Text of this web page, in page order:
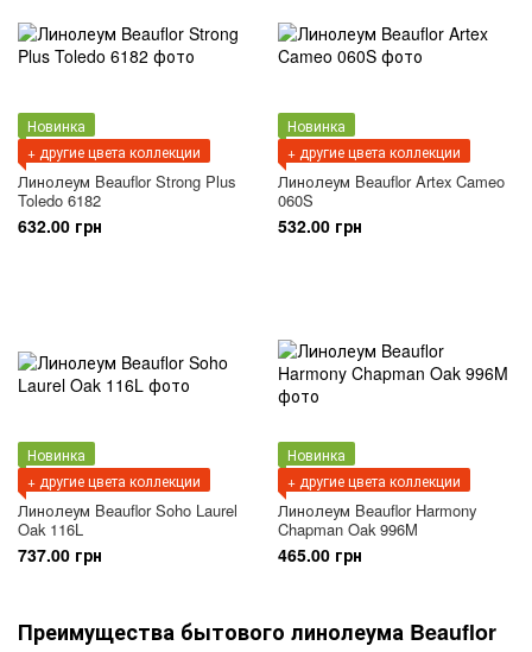
Новинка
+ другие цвета коллекции
Линолеум Beauflor Strong Plus
Toledo 6182
632.00 грн
Новинка
+ другие цвета коллекции
Линолеум Beauflor Artex Cameo
060S
532.00 грн
Новинка
+ другие цвета коллекции
Линолеум Beauflor Soho Laurel
Oak 116L
737.00 грн
Новинка
+ другие цвета коллекции
Линолеум Beauflor Harmony
Chapman Oak 996M
465.00 грн
Преимущества бытового линолеума Beauflor